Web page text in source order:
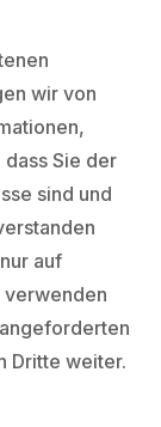
wir von
Sie der
sind und
auf
verwenden
Dritte weiter.